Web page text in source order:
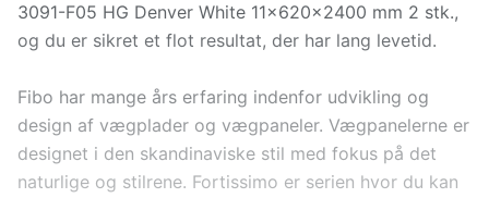
3091-F05 HG Denver White 11x620x2400 mm 2 stk.,
og du er sikret et flot resultat, der har lang levetid.
Fibo har mange års erfaring indenfor udvikling og
design af vægplader og vægpaneler. Vægpanelerne er
designet i den skandinaviske stil med fokus på det
naturlige og stilrene. Fortissimo er serien hvor du kan